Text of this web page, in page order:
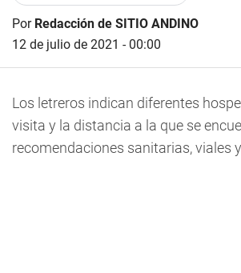
Por Redacción de SITIO ANDINO
12 de julio de 2021 - 00:00
Los letreros indican diferentes
visita y la distancia a la que se
recomendaciones sanitarias, viales